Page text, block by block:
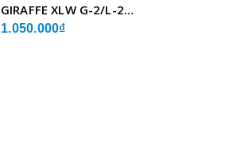
GIRAFFE XLW G-2/L-2
GALAXY ẤN ĐỘ
1.050.000₫